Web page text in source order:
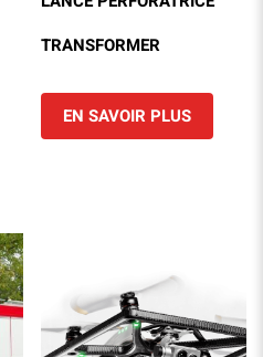
TRANSFORMER
EN SAVOIR PLUS